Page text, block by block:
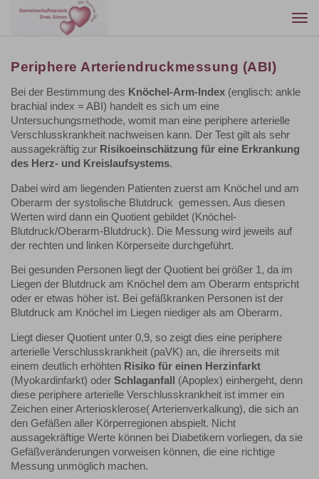
Periphere Arteriendruckmessung (ABI)
Bei der Bestimmung des Knöchel-Arm-Index (englisch: ankle
brachial index = ABI) handelt es sich um eine
Untersuchungsmethode, womit man eine periphere arterielle
Verschlusskrankheit nachweisen kann. Der Test gilt als sehr
aussagekräftig zur Risikoeinschätzung für eine Erkrankung
des Herz- und Kreislaufsystems.
Dabei wird am liegenden Patienten zuerst am Knöchel und am
Oberarm der systolische Blutdruck gemessen. Aus diesen
Werten wird dann ein Quotient gebildet (Knöchel-
Blutdruck/Oberarm-Blutdruck). Die Messung wird jeweils auf
der rechten und linken Körperseite durchgeführt.
Bei gesunden Personen liegt der Quotient bei größer 1, da im
Liegen der Blutdruck am Knöchel dem am Oberarm entspricht
oder er etwas höher ist. Bei gefäßkranken Personen ist der
Blutdruck am Knöchel im Liegen niediger als am Oberarm.
Liegt dieser Quotient unter 0,9, so zeigt dies eine periphere
arterielle Verschlusskrankheit (paVK) an, die ihrerseits mit
einem deutlich erhöhten Risiko für einen Herzinfarkt
(Myokardinfarkt) oder Schlaganfall (Apoplex) einhergeht, denn
diese periphere arterielle Verschlusskrankheit ist immer ein
Zeichen einer Arteriosklerose( Arterienverkalkung), die sich an
den Gefäßen aller Körperregionen abspielt. Nicht
aussagekräftige Werte können bei Diabetikern vorliegen, da sie
Gefäßveränderungen vorweisen können, die eine richtige
Messung unmöglich machen.